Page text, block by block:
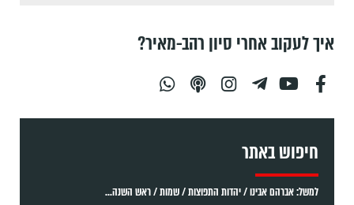
איך לעקוב אחרי סיון רהב-מאיר?
חיפוש באתר
למשל: אברהם אבינו / יהדות התפוצות / שמות / ראש השנה...